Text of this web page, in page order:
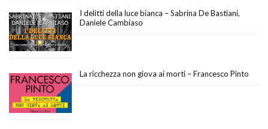
I delitti della luce bianca – Sabrina De Bastiani,
Daniele Cambiaso
La ricchezza non giova ai morti – Francesco Pinto